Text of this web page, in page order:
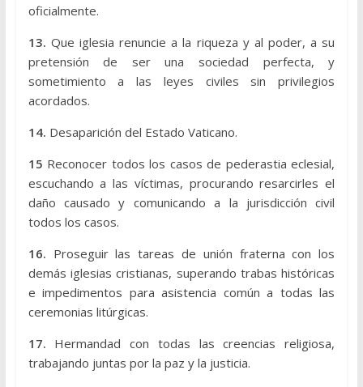
oficialmente.
13. Que iglesia renuncie a la riqueza y al poder, a su
pretensión de ser una sociedad perfecta, y
sometimiento a las leyes civiles sin privilegios
acordados.
14. Desaparición del Estado Vaticano.
15 Reconocer todos los casos de pederastia eclesial,
escuchando a las víctimas, procurando resarcirles el
daño causado y comunicando a la jurisdicción civil
todos los casos.
16. Proseguir las tareas de unión fraterna con los
demás iglesias cristianas, superando trabas históricas
e impedimentos para asistencia común a todas las
ceremonias litúrgicas.
17. Hermandad con todas las creencias religiosa,
trabajando juntas por la paz y la justicia.